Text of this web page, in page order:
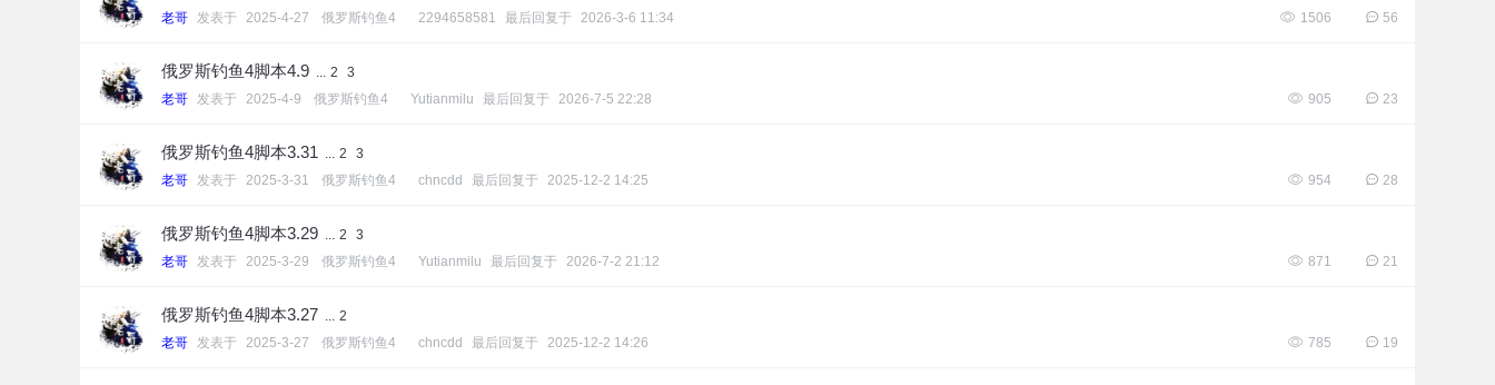
老哥 发表于 2025-4-27 俄罗斯钓鱼4 2294658581 最后回复于 2026-3-6 11:34 56
1506
俄罗斯钓鱼4脚本4.9 ... 2
3
老哥 发表于 2025-4-9 俄罗斯钓鱼4 Yutianmilu 最后回复于 2026-7-5 22:28 23
905
俄罗斯钓鱼4脚本3.31 ... 2
3
老哥 发表于 2025-3-31 俄罗斯钓鱼4 chncdd 最后回复于 2025-12-2 14:25 28
954
俄罗斯钓鱼4脚本3.29 ... 2
3
老哥 发表于 2025-3-29 俄罗斯钓鱼4 Yutianmilu 最后回复于 2026-7-2 21:12 21
871
俄罗斯钓鱼4脚本3.27 ... 2
老哥 发表于 2025-3-27 俄罗斯钓鱼4 chncdd 最后回复于 2025-12-2 14:26 19
785